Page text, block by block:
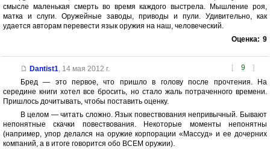
смысле маленькая смерть во время каждого выстрела. Мышление роя,
матка и слуги. Оружейные заводы, приводы и пули. Удивительно, как
удается авторам перевести язык оружия на наш, человеческий.
Оценка: 9
[ 9 ]
Dantist1, 14 мая 2012 г.
Бред — это первое, что пришло в голову после прочтения. На
середине книги хотел все бросить, но стало жаль потраченного времени.
Пришлось дочитывать, чтобы поставить оценку.
В целом — читать сложно. Язык повествования непривычный. Бывают
непонятные скачки повествования. Некоторые моменты непонятны
(например, упор делался на оружие корпорации «Массуд» и ее дочерних
компаний, а в итоге говорится обо ВСЕМ оружии).